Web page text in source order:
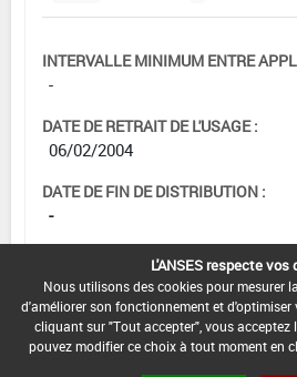
INTERVALLE MINIMUM ENTRE
-
DATE DE RETRAIT DE L'USAGE :
06/02/2004
DATE DE FIN DE DISTRIBUTION :
-
DATE DE FIN D'UTILISATION :
-
L'ANSES respecte vos
Nous utilisons des cookies pour mesurer
d'améliorer son fonctionnement et d'optimiser
cliquant sur "Tout accepter", vous
pouvez modifier ce choix à tout moment en